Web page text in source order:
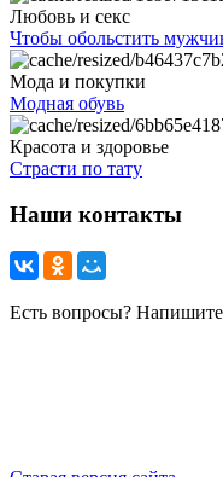
Любовь и секс
Чтобы обольстить
Мода и покупки
Модная обувь
Красота и здоровье
Страсти по тату
Наши контакты
Есть вопросы?